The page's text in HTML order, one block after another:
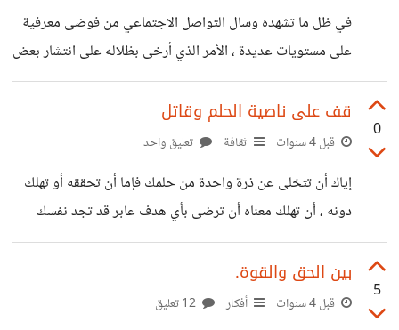
في ظل ما تشهده وسال التواصل الاجتماعي من فوضى معرفية
على مستويات عديدة ، الأمر الذي أرخى بظلاله على انتشار بعض
المحتويات التافهة التي لا تنير عقلا أو توقد شعلة وسط العتمات ،
والعجيب أنك تجد رواد هذا النوع من المحتوى يحظون بدعم
لوجيستيكي ومادي كبير من طرف مؤسسات وجهات مختلفة
معالم الذوق الرفيع من واقع الأفراد والجماعات . ماذا الإجراءات
العملية المقترحة لتجاوز هذه الانتكاسة المجتمعية ؟ وكيف
0
قف على ناصية الحلم وقاتل
قبل 4 سنوات ثقافة تعليق واحد
إياك أن تتخلى عن ذرة واحدة من حلمك فإما أن تحققه أو تهلك
دونه ، أن تهلك معناه أن ترضى بأي هدف عابر قد تجد نفسك
يوما ما قد أخذت إلى ساحته دون حب ، في حين تكون قد
واريت حلمك الثرى إلى الأبد .
5
بين الحق والقوة.
قبل 4 سنوات أفكار